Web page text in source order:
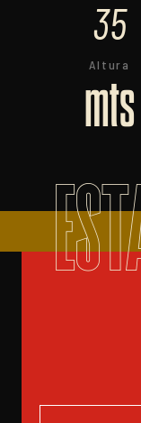
35
Altura
mts